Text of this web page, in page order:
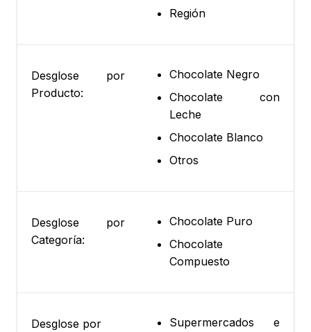
Región
Desglose por
Producto:
Chocolate Negro
Chocolate con
Leche
Chocolate Blanco
Otros
Desglose por
Categoría:
Chocolate Puro
Chocolate
Compuesto
Desglose por
Supermercados e